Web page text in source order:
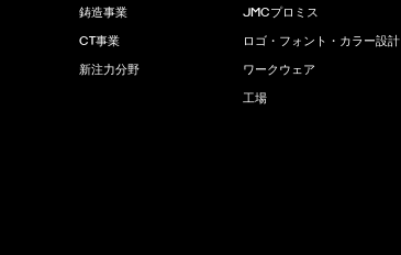
鋳造事業
CT事業
新注力分野
JMCプロミス
ロゴ・フォント・カラー設計
ワークウェア
工場